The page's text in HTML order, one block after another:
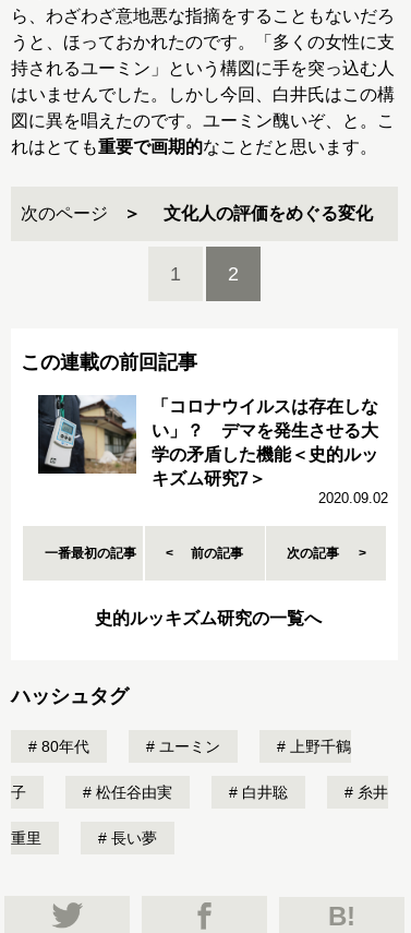
ら、わざわざ意地悪な指摘をすることもないだろ
うと、ほっておかれたのです。「多くの女性に支
持されるユーミン」という構図に手を突っ込む人
はいませんでした。しかし今回、白井氏はこの構
図に異を唱えたのです。ユーミン醜いぞ、と。こ
れはとても重要で画期的なことだと思います。
次のページ 文化人の評価をめぐる変化
1 2
この連載の前回記事
「コロナウイルスは存在しな
い」？ デマを発生させる大
学の矛盾した機能＜史的ルッ
キズム研究7＞
2020.09.02
一番最初の記事 前の記事 次の記事
史的ルッキズム研究の一覧へ
ハッシュタグ
80年代 ユーミン 上野千鶴
子 松任谷由実 白井聡 糸井
重里 長い夢
B!